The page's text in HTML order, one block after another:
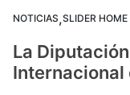
NOTICIAS,SLIDER HOME
La
Internacional